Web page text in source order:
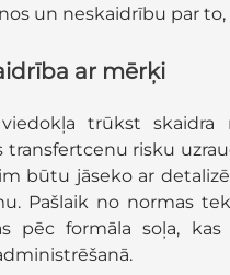
un neskaidrību par
ar mērķi
trūkst
risku
būtu jāseko ar
Pašlaik no normas
pēc formāla soļa,